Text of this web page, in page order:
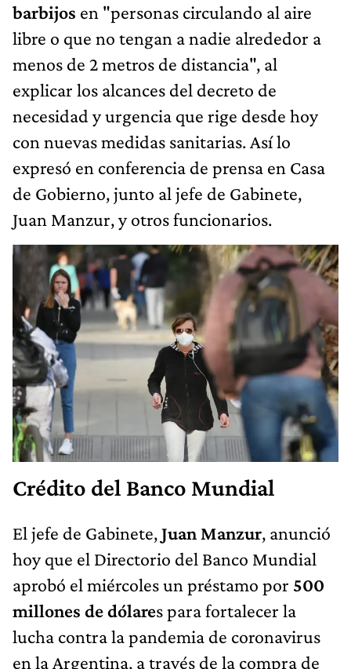
barbijos en "personas circulando al aire
libre o que no tengan a nadie alrededor a
menos de 2 metros de distancia", al
explicar los alcances del decreto de
necesidad y urgencia que rige desde hoy
con nuevas medidas sanitarias. Así lo
expresó en conferencia de prensa en Casa
de Gobierno, junto al jefe de Gabinete,
Juan Manzur, y otros funcionarios.
Crédito del Banco Mundial
El jefe de Gabinete,Juan Manzur, anunció
hoy que el Directorio del Banco Mundial
aprobó el miércoles un préstamo por 500
millones de dólares para fortalecer la
lucha contra la pandemia de coronavirus
en la Argentina, a través de la compra de